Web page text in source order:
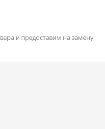
и предоставим на замену